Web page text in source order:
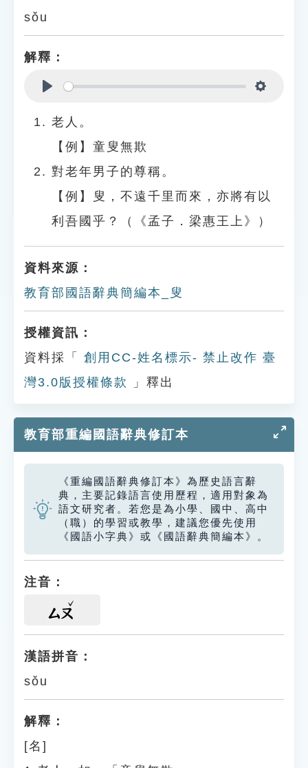
sǒu
解釋：
老人。
【例】童叟無欺
對老年男子的尊稱。
【例】叟，不遠千里而來，亦將有以
利吾國乎？（《孟子．梁惠王上》）
資料來源：
教育部國語辭典簡編本_叟
授權資訊：
資料採「
創用CC-姓名標示- 禁止改作 臺
灣3.0版授權條款
」釋出
教育部重編國語辭典修訂本
《重編國語辭典修訂本》為歷史語言辭
典，主要記錄語言使用歷程，適用對象為
語文研究者。若您是為小學、國中、高中
（職）的學習或教學，建議您優先使用
《國語小字典》或《國語辭典簡編本》。
注音：
ㄙㄡ
漢語拼音：
sǒu
解釋：
[名]